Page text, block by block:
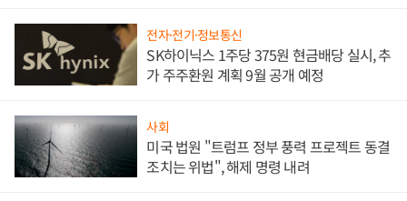
전자·전기·정보통신
SK하이닉스 1주당 375원 현금배당 실시, 추
가 주주환원 계획 9월 공개 예정
사회
미국 법원 "트럼프 정부 풍력 프로젝트 동결
조치는 위법", 해제 명령 내려